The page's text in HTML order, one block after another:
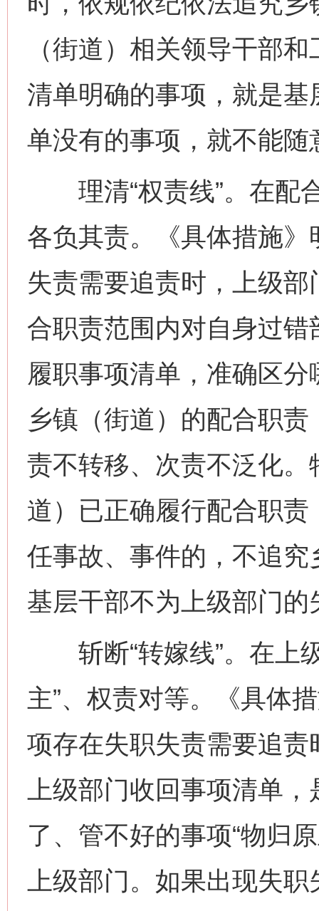
（街道）相关领导干部
清单明确的事项，就是基
单没有的事项，就不能
理清“权责线”。在配
各负其责。《具体措施
失责需要追责时，上级
合职责范围内对自身过
履职事项清单，准确区
乡镇（街道）的配合职责
责不转移、次责不泛化。
道）已正确履行配合职
任事故、事件的，不追究
基层干部不为上级部门的
斩断“转嫁线”。在上
主”、权责对等。《具体
项存在失职失责需要追
上级部门收回事项清单
了、管不好的事项“物归
上级部门。如果出现失